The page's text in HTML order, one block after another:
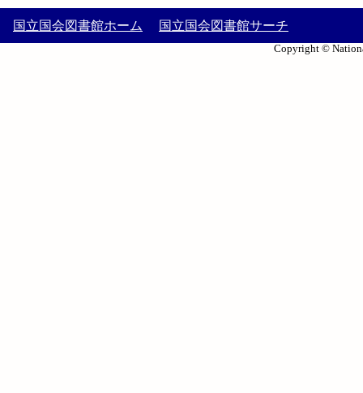
国立国会図書館ホーム 国立国会図書館サーチ
Copyright ©